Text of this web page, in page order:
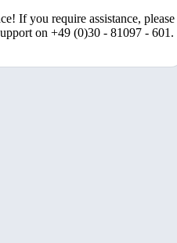
If you require assistance, please
on +49 (0)30 - 81097 - 601.